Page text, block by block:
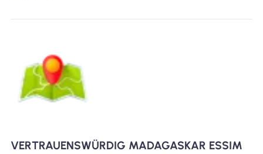
VERTRAUENSWÜRDIG MADAGASKAR ESSIM